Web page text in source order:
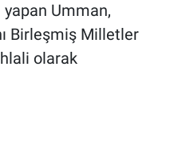
Umman,
Birleşmiş Milletler
olarak